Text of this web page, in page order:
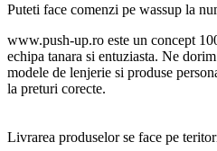
Puteti face comenzi pe wassup la
www.push-up.ro este un concept
echipa tanara si entuziasta. Ne
modele de lenjerie si produse
la preturi corecte.
Livrarea produselor se face pe